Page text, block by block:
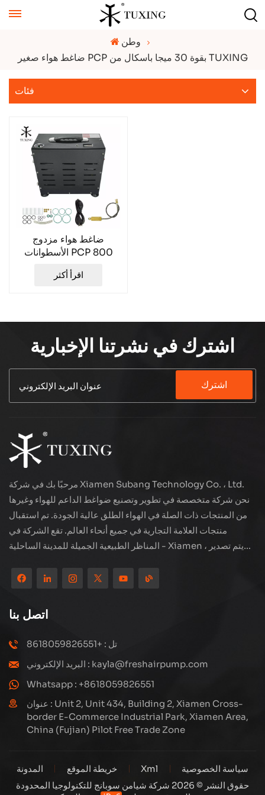
وطن
ضاغط هواء صغير PCP بقوة 30 ميجا باسكال من TUXING
فئات
ضاغط هواء مزدوج
الأسطوانات PCP 800
TXEDB062
اقرأ أكثر
اشترك في نشرتنا الإخبارية
اشترك
مرحبًا بك في شركة Xiamen Subang Technology Co. ، Ltd.
نحن شركة متخصصة في تطوير وتصنيع ضواغط الداعم للهواء وغيرها
من المنتجات ذات الصلة في الهواء الطلق عالية الجودة. تم استقبال
منتجات العلامة التجارية في جميع أنحاء العالم. تقع الشركة في
المناظر الطبيعية الجميلة للمدينة الساحلية - Xiamen ، يتم تصدير
دولية واسعة. لدى Subang Technology فريق مبيعات محترف
ونظام خدمة فعال بعد البيع ، نحن نستكشف دائمًا ودراسة كيفية ترقية
منتجاتنا باستمرار من خلال الابتكار لتلبية الاحتياجات المتزايدة للعملاء.
التركيز الأساسي للشركة على إنتاج وتصنيع الضواغط عالية الضغط ،
تصميمها الهيكلي هو علمي ومعقول ، لضمان الأداء الفعال للمنتجات.
اتصل بنا
تل : +8618059826551
البريد الإلكتروني : kayla@freshairpump.com
Whatsapp : +8618059826551
عنوان : Unit 2, Unit 434, Building 2, Xiamen Cross-
border E-Commerce Industrial Park, Xiamen Area,
China (Fujian) Pilot Free Trade Zone
خريطة الموقع المدونة Xml
سياسة الخصوصية
حقوق النشر © 2026 شركة شيامن سوبانج للتكنولوجيا المحدودة